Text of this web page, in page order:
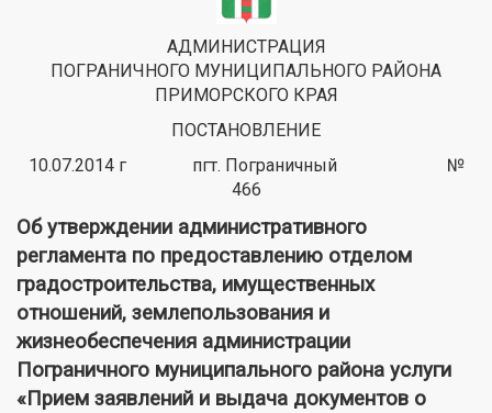
АДМИНИСТРАЦИЯ
ПОГРАНИЧНОГО МУНИЦИПАЛЬНОГО РАЙОНА
ПРИМОРСКОГО КРАЯ
ПОСТАНОВЛЕНИЕ
10.07.2014 г пгт. Пограничный №
466
Об утверждении административного
регламента по предоставлению отделом
градостроительства, имущественных
отношений, землепользования и
жизнеобеспечения администрации
Пограничного муниципального района услуги
«Прием заявлений и выдача документов о